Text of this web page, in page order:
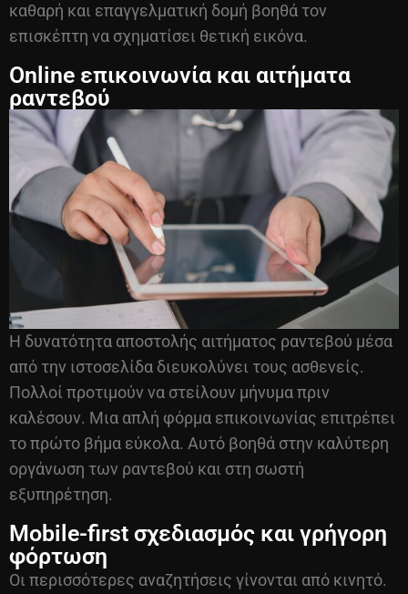
καθαρή και επαγγελματική δομή βοηθά τον
επισκέπτη να σχηματίσει θετική εικόνα.
Online επικοινωνία και αιτήματα
ραντεβού
Η δυνατότητα αποστολής αιτήματος ραντεβού μέσα
από την ιστοσελίδα διευκολύνει τους ασθενείς.
Πολλοί προτιμούν να στείλουν μήνυμα πριν
καλέσουν. Μια απλή φόρμα επικοινωνίας επιτρέπει
το πρώτο βήμα εύκολα. Αυτό βοηθά στην καλύτερη
οργάνωση των ραντεβού και στη σωστή
εξυπηρέτηση.
Mobile-first σχεδιασμός και γρήγορη
φόρτωση
Οι περισσότερες αναζητήσεις γίνονται από κινητό.